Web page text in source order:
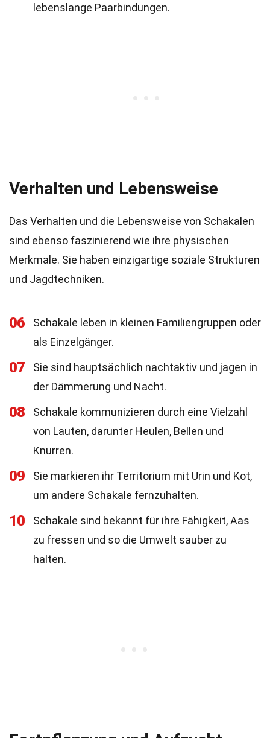
lebenslange Paarbindungen.
Verhalten und Lebensweise
Das Verhalten und die Lebensweise von Schakalen
sind ebenso faszinierend wie ihre physischen
Merkmale. Sie haben einzigartige soziale Strukturen
und Jagdtechniken.
06
Schakale leben in kleinen Familiengruppen oder
als Einzelgänger.
07
Sie sind hauptsächlich nachtaktiv und jagen in
der Dämmerung und Nacht.
08
Schakale kommunizieren durch eine Vielzahl
von Lauten, darunter Heulen, Bellen und
Knurren.
09
Sie markieren ihr Territorium mit Urin und Kot,
um andere Schakale fernzuhalten.
10
Schakale sind bekannt für ihre Fähigkeit, Aas
zu fressen und so die Umwelt sauber zu
halten.